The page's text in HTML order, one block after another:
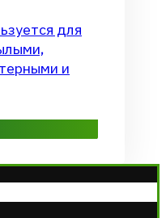
для
и